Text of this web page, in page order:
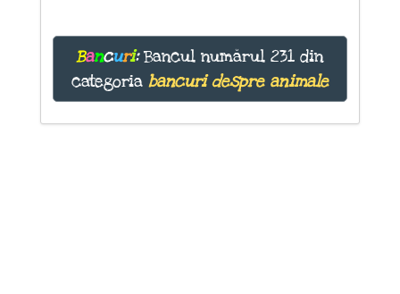
Bancuri:Bancul numărul 231 din
categoria bancuri despre animale